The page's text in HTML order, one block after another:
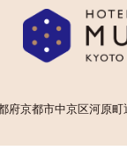
府京都市中京区河原